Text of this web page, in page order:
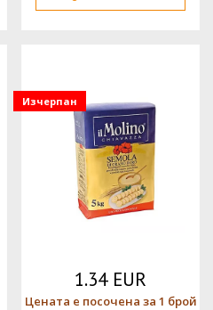
Изчерпан
1.34 EUR
Цената е посочена за 1 брой